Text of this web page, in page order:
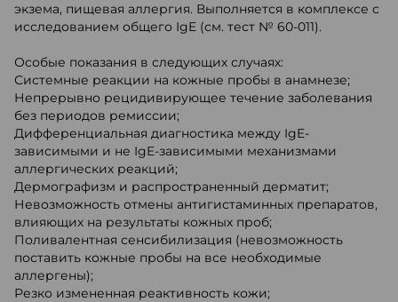
экзема, пищевая аллергия. Выполняется в комплексе с
исследованием общего IgE (см. тест № 60-011).
Особые показания в следующих случаях:
Системные реакции на кожные пробы в анамнезе;
Непрерывно рецидивирующее течение заболевания
без периодов ремиссии;
Дифференциальная диагностика между IgE-
зависимыми и не IgE-зависимыми механизмами
аллергических реакций;
Дермографизм и распространенный дерматит;
Невозможность отмены антигистаминных препаратов,
влияющих на результаты кожных проб;
Поливалентная сенсибилизация (невозможность
поставить кожные пробы на все необходимые
аллергены);
Резко измененная реактивность кожи;